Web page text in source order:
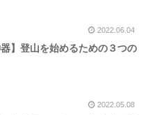
2022.06.04
器】登山を始めるための３つの
2022.05.08